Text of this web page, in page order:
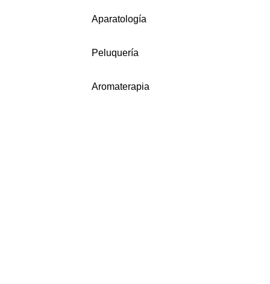
Aparatología
Peluquería
Aromaterapia